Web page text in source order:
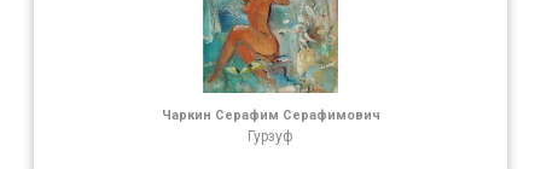
Чаркин Серафим Серафимович
Гурзуф